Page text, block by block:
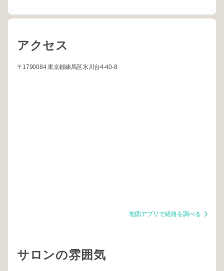
アクセス
〒1790084 東京都練馬区氷川台4-40-8
地図アプリで経路を調べる
サロンの雰囲気